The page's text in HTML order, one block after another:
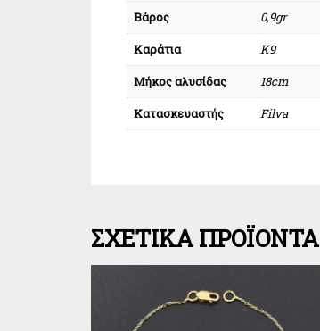
Βάρος
0,9gr
Καράτια
Κ9
Μήκος αλυσίδας
18cm
Κατασκευαστής
Filva
ΣΧΕΤΙΚΆ ΠΡΟΪΌΝΤΑ